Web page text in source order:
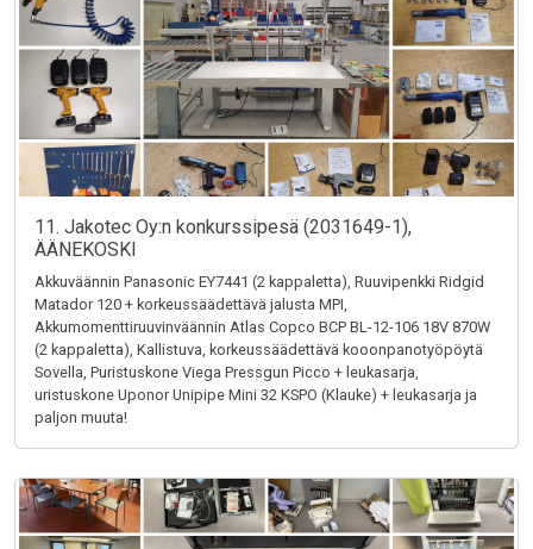
11. Jakotec Oy:n konkurssipesä (2031649-1),
ÄÄNEKOSKI
Akkuväännin Panasonic EY7441 (2 kappaletta), Ruuvipenkki Ridgid
Matador 120 + korkeussäädettävä jalusta MPI,
Akkumomenttiruuvinväännin Atlas Copco BCP BL-12-106 18V 870W
(2 kappaletta), Kallistuva, korkeussäädettävä kooonpanotyöpöytä
Sovella, Puristuskone Viega Pressgun Picco + leukasarja,
uristuskone Uponor Unipipe Mini 32 KSPO (Klauke) + leukasarja ja
paljon muuta!